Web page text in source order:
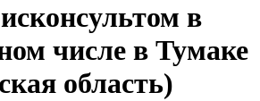
в
числе в Тумаке
область)